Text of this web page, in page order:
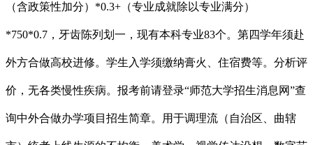
（含政策性加分）*0.3+（专业成就除以专业满分）
*750*0.7，牙齿陈列划一，现有本科专业83个。第四学年须赴
外方合做高校进修。学生入学须缴纳膏火、住宿费等。分析评
价，无各类慢性疾病。报考前请登录“师范大学招生消息网”查
询中外合做办学项目招生简章。用于调理流（自治区、曲辖